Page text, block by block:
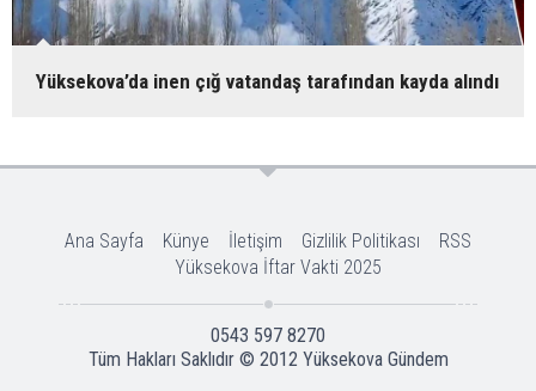
Yüksekova’da inen çığ vatandaş tarafından kayda alındı
Ana Sayfa Künye İletişim Gizlilik Politikası
RSS
Yüksekova İftar Vakti 2025
0543 597 8270
Tüm Hakları Saklıdır © 2012 Yüksekova Gündem